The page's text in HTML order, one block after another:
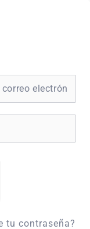
tu contraseña?